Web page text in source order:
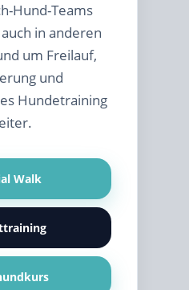
Hund-Teams
in anderen
um Freilauf,
und
Hundetraining
Walk